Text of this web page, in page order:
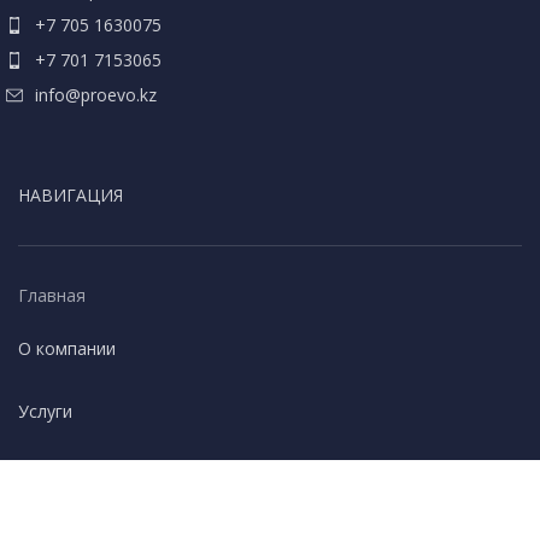
+7 705 1630075
+7 701 7153065
info@proevo.kz
НАВИГАЦИЯ
Главная
О компании
Услуги